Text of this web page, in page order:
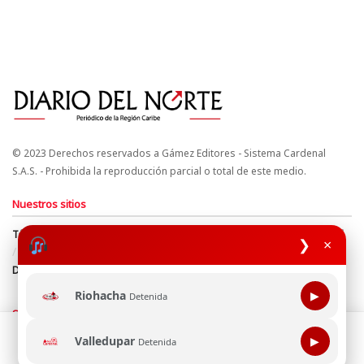
❯ ×
Riohacha Detenida ▶
Valledupar Detenida ▶
© 2023 Derechos reservados a Gámez Editores - Sistema Cardenal
S.A.S. - Prohibida la reproducción parcial o total de este medio.
Nuestros sitios
Términos y Condiciones
Derechos de Autor y Propiedad Intelectual
Política de uso de cookies
Política de Tratamiento de Datos
Directrices Editoriales
Síguenos
Esta página web usa cookie para mejorar tu experiencia de
navegación, al continuar aceptas nuestra política de uso de